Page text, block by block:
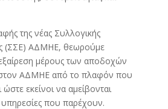
της νέας Συλλογικής
(ΣΣΕ) ΑΔΜΗΕ, θεωρούμε
μέρους των αποδοχών
ΑΔΜΗΕ από το πλαφόν που
εκείνοι να αμείβονται
υπηρεσίες που παρέχουν.